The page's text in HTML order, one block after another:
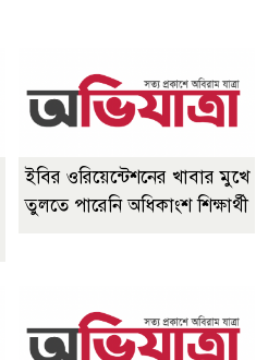
ইবির ওরিয়েন্টেশনের খাবার মুখে
তুলতে পারেনি অধিকাংশ শিক্ষার্থী